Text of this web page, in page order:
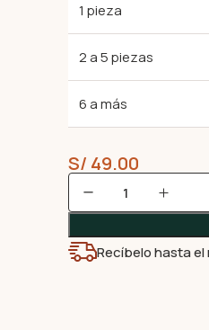
1 pieza
2 a 5 piezas
6 a más
S/ 49.00
Recíbelo hasta el